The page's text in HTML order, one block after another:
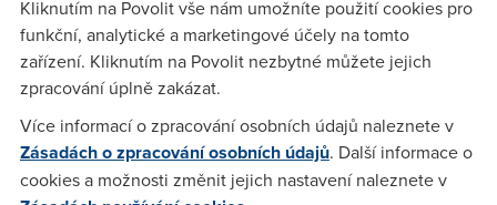
http://www.travian.cz/?uc=cz3_65064
Anonym(27.5.2007 21:23:38)
podvodnej link, spravnej je www.travian.cz ten jeho NIKDY
nepouzivejte, jedna se o podvod.
Kliknutím na Povolit vše nám umožníte použití cookies pro
funkční, analytické a marketingové účely na tomto
zařízení. Kliknutím na Povolit nezbytné můžete jejich
zpracování úplně zakázat.
Více informací o zpracování osobních údajů naleznete v
Zásadách o zpracování osobních údajů. Další informace o
cookies a možnosti změnit jejich nastavení naleznete v